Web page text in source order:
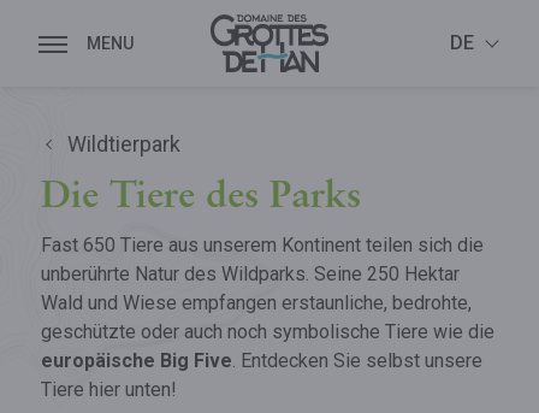
DE
Wildtierpark
Die Tiere des Parks
Fast 650 Tiere aus unserem Kontinent teilen sich die
unberührte Natur des Wildparks. Seine 250 Hektar
Wald und Wiese empfangen erstaunliche, bedrohte,
geschützte oder auch noch symbolische Tiere wie die
europäische Big Five. Entdecken Sie selbst unsere
Tiere hier unten!